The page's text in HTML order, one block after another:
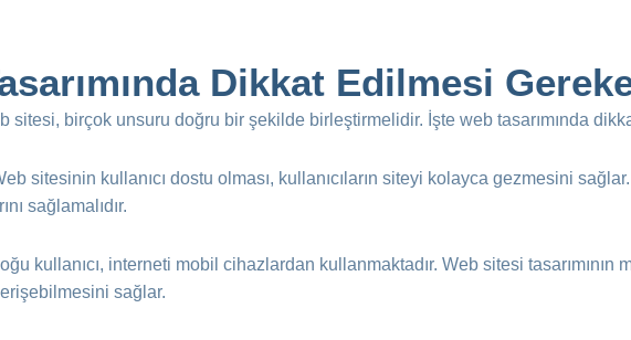
Dikkat Edilmesi
sitesi, birçok unsuru doğru bir şekilde birleştirmelidir. İşte web tasarımında
sitesinin kullanıcı dostu olması, kullanıcıların siteyi kolayca gezmesini
sağlamalıdır.
kullanıcı, interneti mobil cihazlardan kullanmaktadır. Web sitesi
sağlar.